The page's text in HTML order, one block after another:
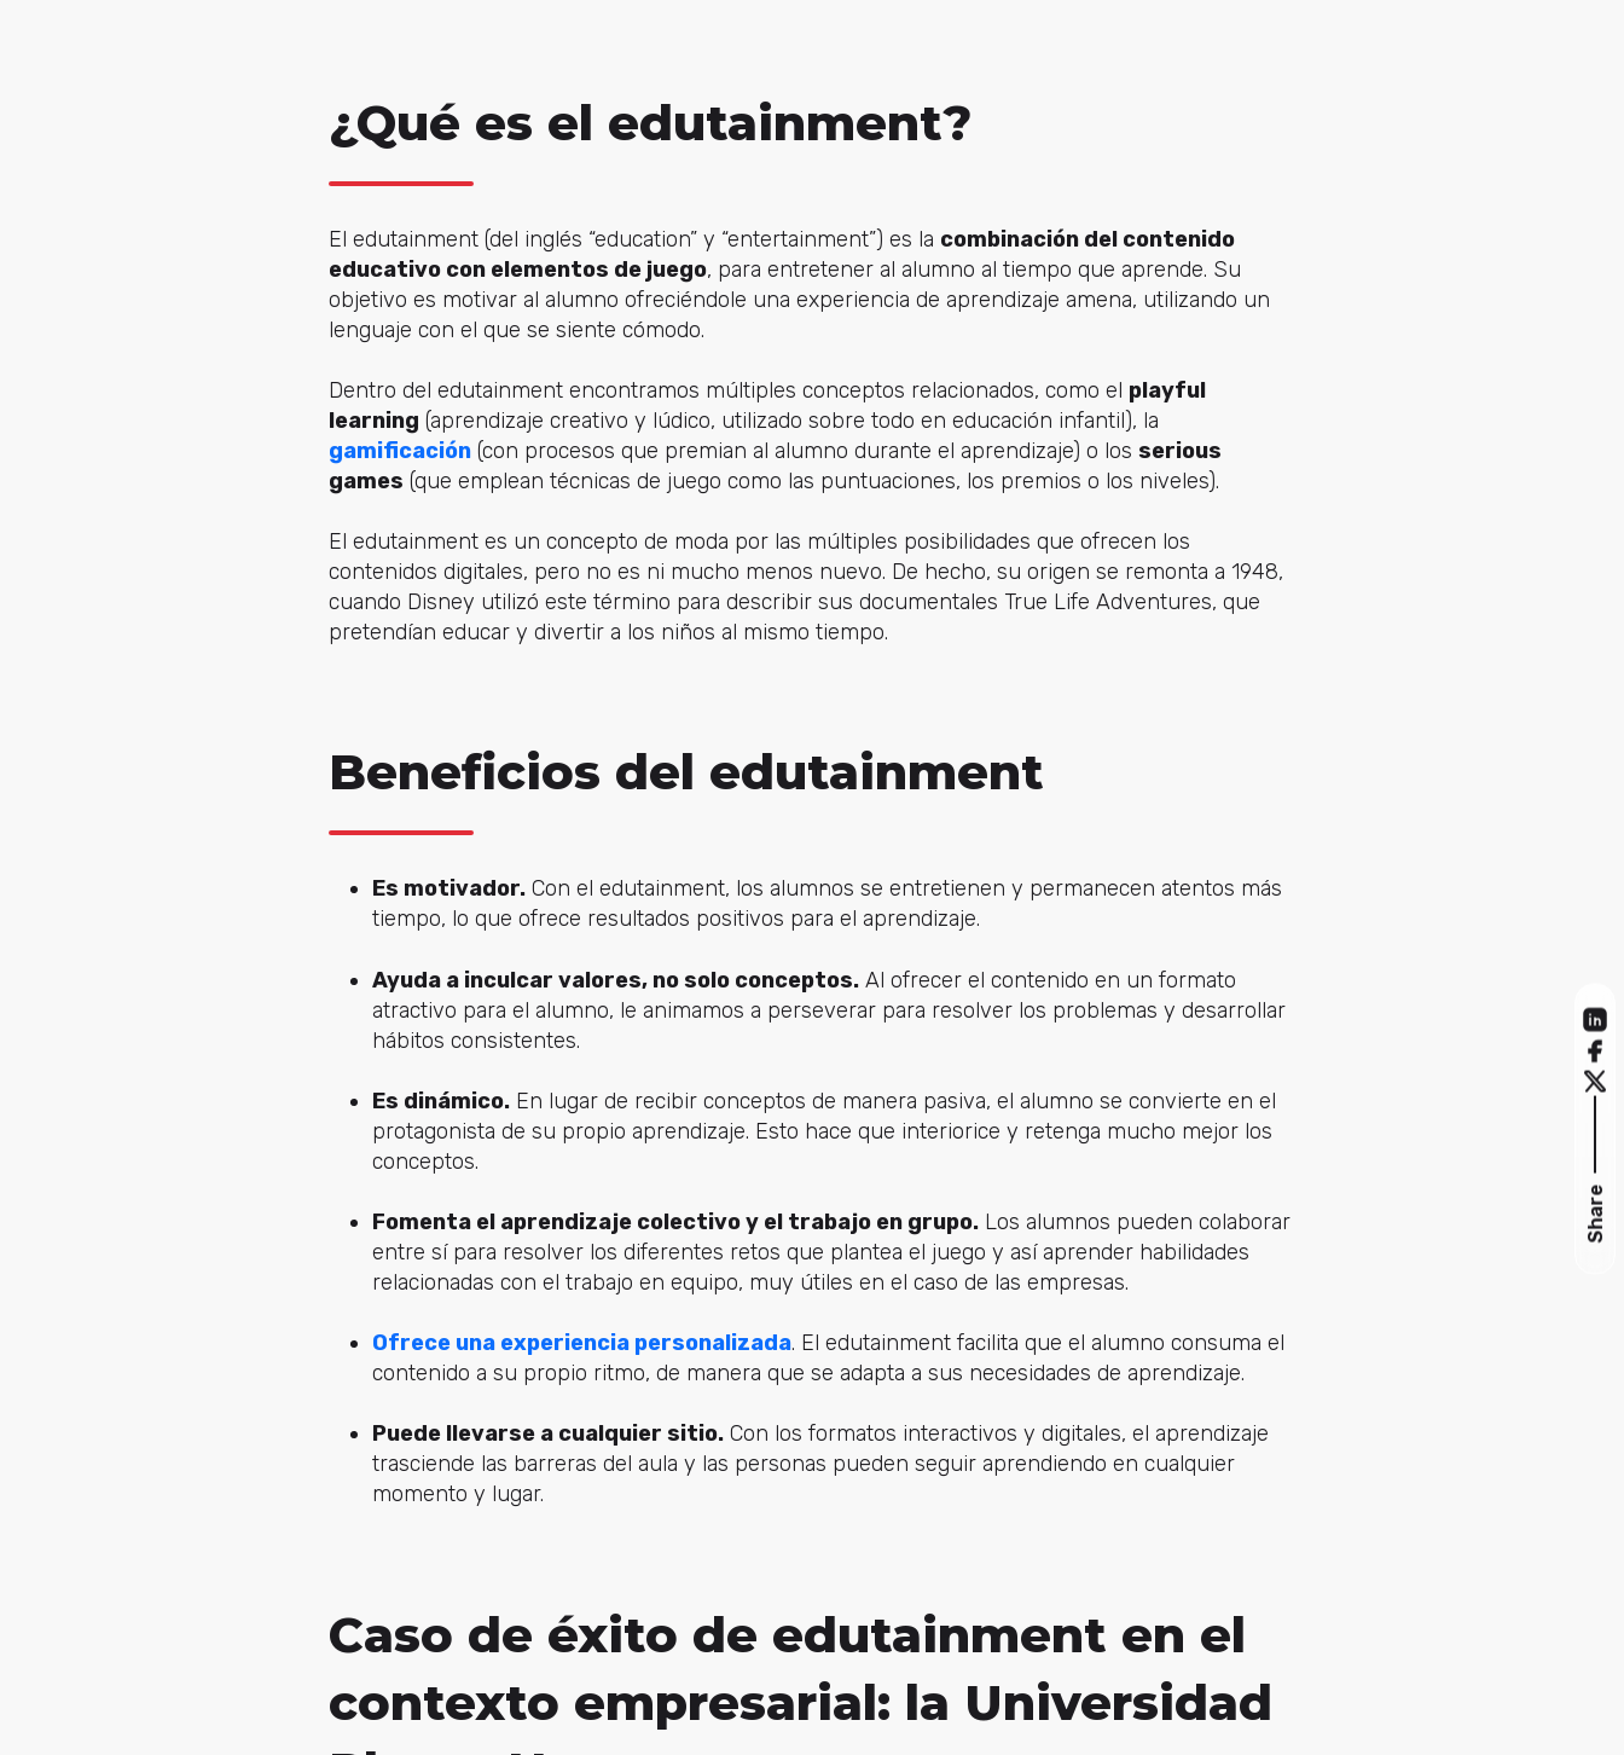
¿Qué es el edutainment?
El edutainment (del inglés “education” y “entertainment”) es la combinación del contenido
educativo con elementos de juego, para entretener al alumno al tiempo que aprende. Su
objetivo es motivar al alumno ofreciéndole una experiencia de aprendizaje amena, utilizando un
lenguaje con el que se siente cómodo.
Dentro del edutainment encontramos múltiples conceptos relacionados, como el playful
learning (aprendizaje creativo y lúdico, utilizado sobre todo en educación infantil), la
gamificación (con procesos que premian al alumno durante el aprendizaje) o los serious
games (que emplean técnicas de juego como las puntuaciones, los premios o los niveles).
El edutainment es un concepto de moda por las múltiples posibilidades que ofrecen los
contenidos digitales, pero no es ni mucho menos nuevo. De hecho, su origen se remonta a 1948,
cuando Disney utilizó este término para describir sus documentales True Life Adventures, que
pretendían educar y divertir a los niños al mismo tiempo.
Beneficios del edutainment
Es motivador. Con el edutainment, los alumnos se entretienen y permanecen atentos más
tiempo, lo que ofrece resultados positivos para el aprendizaje.
Ayuda a inculcar valores, no solo conceptos. Al ofrecer el contenido en un formato
atractivo para el alumno, le animamos a perseverar para resolver los problemas y desarrollar
hábitos consistentes.
Es dinámico. En lugar de recibir conceptos de manera pasiva, el alumno se convierte en el
protagonista de su propio aprendizaje. Esto hace que interiorice y retenga mucho mejor los
conceptos.
Fomenta el aprendizaje colectivo y el trabajo en grupo. Los alumnos pueden colaborar
entre sí para resolver los diferentes retos que plantea el juego y así aprender habilidades
relacionadas con el trabajo en equipo, muy útiles en el caso de las empresas.
Ofrece una experiencia personalizada. El edutainment facilita que el alumno consuma el
contenido a su propio ritmo, de manera que se adapta a sus necesidades de aprendizaje.
Puede llevarse a cualquier sitio. Con los formatos interactivos y digitales, el aprendizaje
trasciende las barreras del aula y las personas pueden seguir aprendiendo en cualquier
momento y lugar.
Caso de éxito de edutainment en el
contexto empresarial: la Universidad
Share